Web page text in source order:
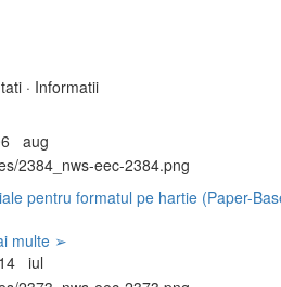
· Informatii
aug
pentru formatul pe hartie (Paper-
multe ➢
14 iul